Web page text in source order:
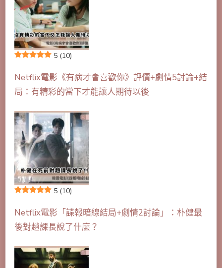
5 (10)
Netflix電影《有病才會喜歡你》評價+劇情5討論+結
局：有精彩的當下才能讓人期待以後
5 (10)
Netflix電影「諜報暗線結局+劇情2討論」：朴健最
後對趙課長說了什麼？